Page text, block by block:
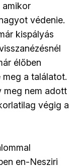
amikor
védenie.
kispályás
élőben
a találatot.
meg nem adott
végig a
en-Nesziri